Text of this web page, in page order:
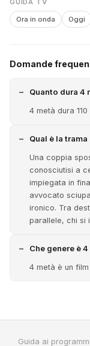
GUIDA TV
Ora in onda Oggi
Domande
Quanto dura 4
4 metà dura
Qual è la
Una coppia
conosciutisi a
impiegata in
avvocato
ironico. Tra
parallele, chi si
Che genere è 4
4 metà è un
Guida ai